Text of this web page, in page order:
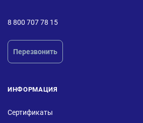
8 800 707 78 15
Перезвонить
ИНФОРМАЦИЯ
Сертификаты